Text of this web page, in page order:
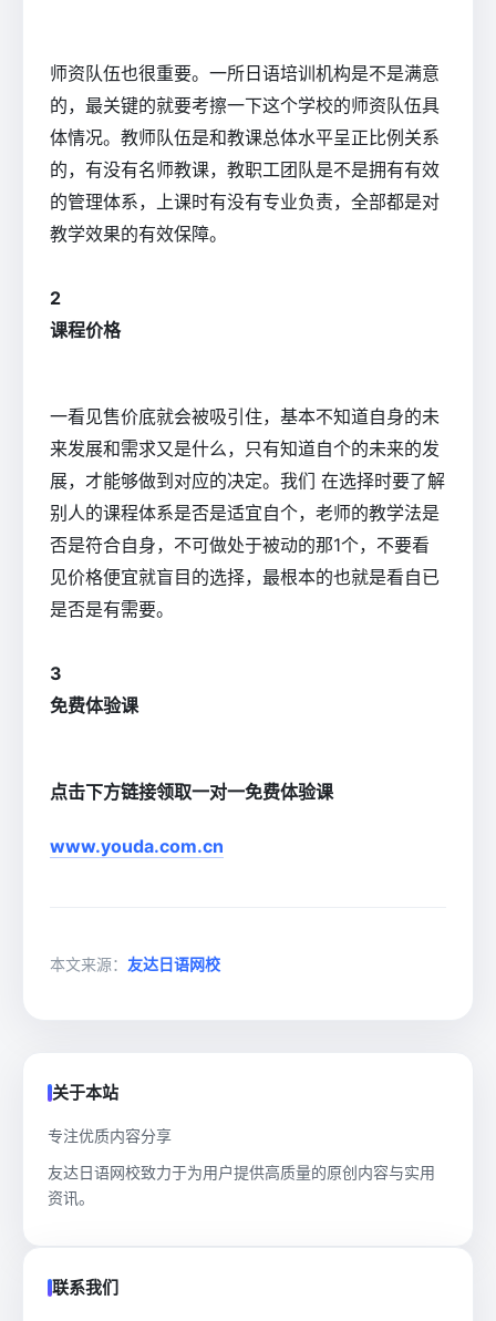
师资队伍也很重要。一所日语培训机构是不是满意
的，最关键的就要考擦一下这个学校的师资队伍具
体情况。教师队伍是和教课总体水平呈正比例关系
的，有没有名师教课，教职工团队是不是拥有有效
的管理体系，上课时有没有专业负责，全部都是对
教学效果的有效保障。
2
课程价格
一看见售价底就会被吸引住，基本不知道自身的未
来发展和需求又是什么，只有知道自个的未来的发
展，才能够做到对应的决定。我们 在选择时要了解
别人的课程体系是否是适宜自个，老师的教学法是
否是符合自身，不可做处于被动的那1个，不要看
见价格便宜就盲目的选择，最根本的也就是看自已
是否是有需要。
3
免费体验课
点击下方链接领取一对一免费体验课
www.youda.com.cn
本文来源： 友达日语网校
关于本站
专注优质内容分享
友达日语网校致力于为用户提供高质量的原创内容与实用
资讯。
联系我们